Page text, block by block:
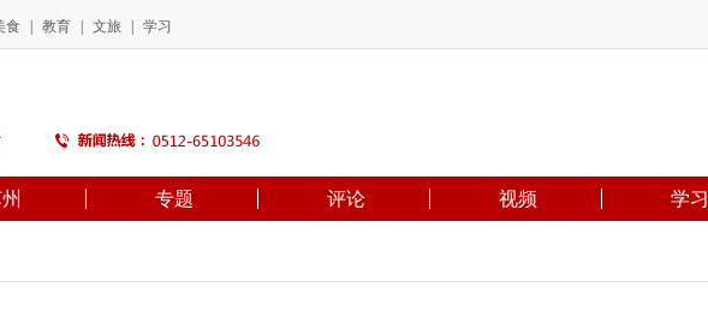
食 教育 文旅 学习
专题 评论 视频 学习